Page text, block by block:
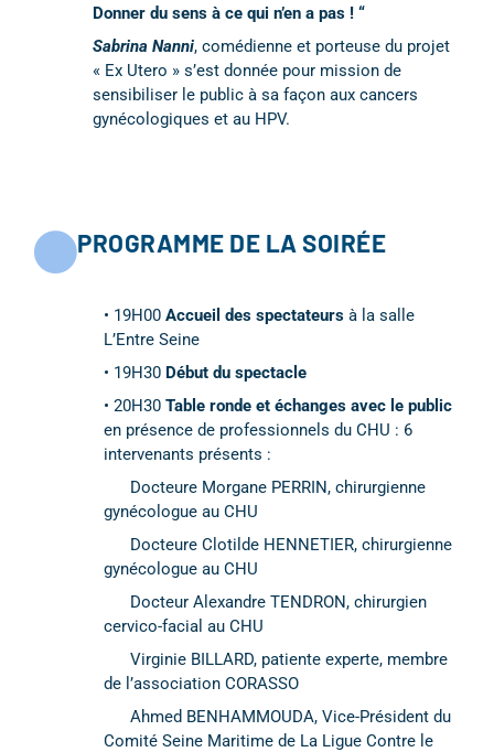
Donner du sens à ce qui n’en a pas ! “
Sabrina Nanni, comédienne et porteuse du projet
« Ex Utero » s’est donnée pour mission de
sensibiliser le public à sa façon aux cancers
gynécologiques et au HPV.
PROGRAMME DE LA SOIRÉE
• 19H00 Accueil des spectateurs à la salle
L’Entre Seine
• 19H30 Début du spectacle
• 20H30 Table ronde et échanges avec le public
en présence de professionnels du CHU : 6
intervenants présents :
Docteure Morgane PERRIN, chirurgienne
gynécologue au CHU
Docteure Clotilde HENNETIER, chirurgienne
gynécologue au CHU
Docteur Alexandre TENDRON, chirurgien
cervico-facial au CHU
Virginie BILLARD, patiente experte, membre
de l’association CORASSO
Ahmed BENHAMMOUDA, Vice-Président du
Comité Seine Maritime de La Ligue Contre le